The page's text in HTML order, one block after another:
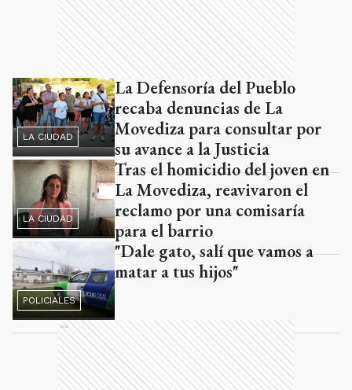
LA CIUDAD
La Defensoría del Pueblo
recaba denuncias de La
Movediza para consultar por
su avance a la Justicia
LA CIUDAD
Tras el homicidio del joven en
La Movediza, reavivaron el
reclamo por una comisaría
para el barrio
POLICIALES
"Dale gato, salí que vamos a
matar a tus hijos"
Ads